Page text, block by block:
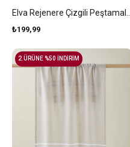
₺199,99
2.ÜRÜNE %50 İNDİRİM